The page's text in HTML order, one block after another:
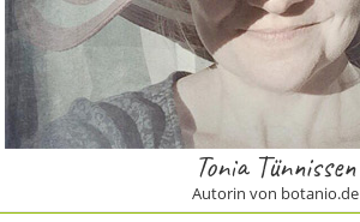
Tonia Tünnissen
Autorin von botanio.de